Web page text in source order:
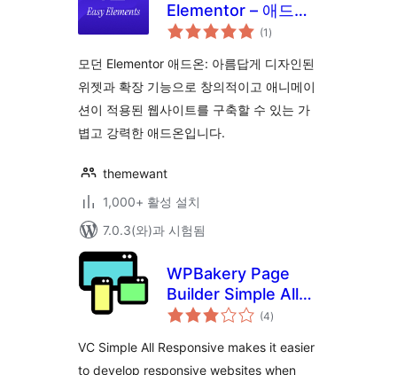
Elementor – 애드온
웹사이트 템플릿
(1 전
체
점
)
모던 Elementor 애드온: 아름답게 디자인된
위젯과 확장 기능으로 창의적이고 애니메이
션이 적용된 웹사이트를 구축할 수 있는 가
볍고 강력한 애드온입니다.
themewant
1,000+ 활성 설치
7.0.3(와)과 시험됨
WPBakery Page
Builder Simple All
Responsive (4전
체
점
)
VC Simple All Responsive makes it easier
to develop responsive websites when